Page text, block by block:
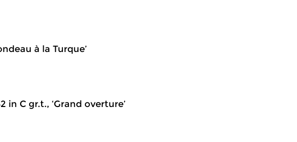
à la Turque’
in C gr.t., ‘Grand overture’